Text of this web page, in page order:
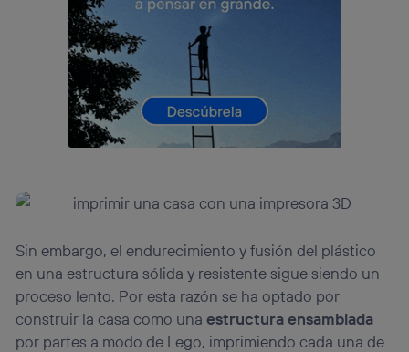
Sin embargo, el endurecimiento y fusión del plástico
en una estructura sólida y resistente sigue siendo un
proceso lento. Por esta razón se ha optado por
construir la casa como unaestructura ensamblada
por partes a modo de Lego, imprimiendo cada una de
Este identificador se asigna a la conexión de internet, por
lo que cualquier persona que conecte su dispositivo y
consienta el uso de la tecnología recibirá el mismo
identificador. Típicamente:
Si utilizas unaconexión de banda ancha
el marketing o análisis se realizará en función de las
actividades de navegación de los miembros del hogar
que hayan dado su consentimiento.
Si utilizasdatos móviles, el marketing será más
navegación del usuario del móvil.
“Administrar Utiq” en la parte inferior de esta página web o
visitando el portal de privacidad de Utiq
(“consenthub”). Para más información, consulta
la política de privacidad de Utiq.